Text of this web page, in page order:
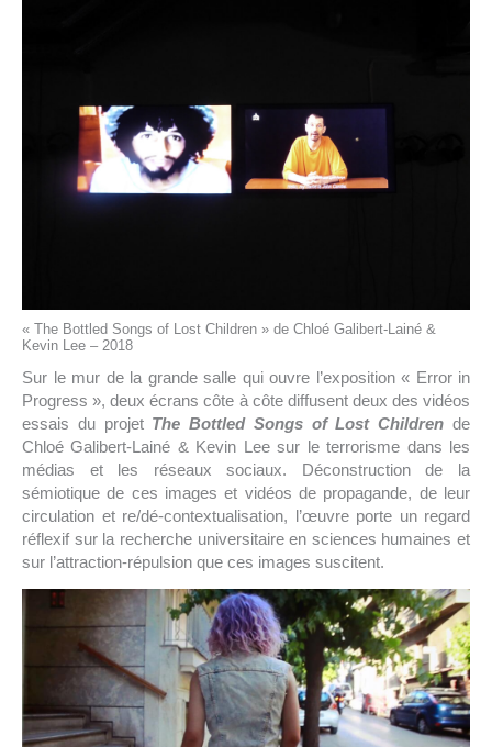
« The Bottled Songs of Lost Children » de Chloé Galibert-Lainé &
Kevin Lee – 2018
Sur le mur de la grande salle qui ouvre l’exposition « Error in
Progress », deux écrans côte à côte diffusent deux des vidéos
essais du projet The Bottled Songs of Lost Children de
Chloé Galibert-Lainé & Kevin Lee sur le terrorisme dans les
médias et les réseaux sociaux. Déconstruction de la
sémiotique de ces images et vidéos de propagande, de leur
circulation et re/dé-contextualisation, l’œuvre porte un regard
réflexif sur la recherche universitaire en sciences humaines et
sur l’attraction-répulsion que ces images suscitent.